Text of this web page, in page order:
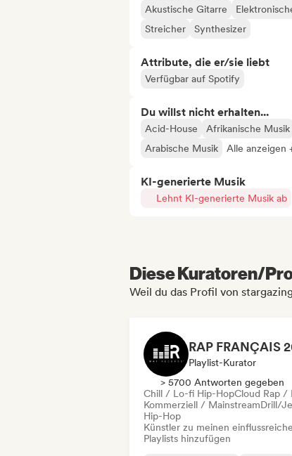
Akustische Gitarre
Streicher
Synthesizer
Attribute, die er/sie liebt
Verfügbar auf Spotify
Du willst nicht erhalten...
Acid-House Afrikanische Musik
Arabische Musik
Alle anzeigen
KI-generierte Musik
Lehnt KI-generierte Musik ab
Diese Kuratoren/
Weil du das Profil von
Playlist-Kurator
> 5700 Antworten gegeben
Chill / Lo-fi Hip-HopCloud Rap /
Kommerziell / MainstreamDrill/
Hip-Hop
Künstler zu meinen
Playlists hinzufügen